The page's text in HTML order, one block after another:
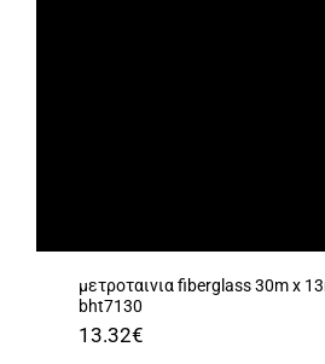
μετροταινια fiberglass 30m x
bht7130
13.32€